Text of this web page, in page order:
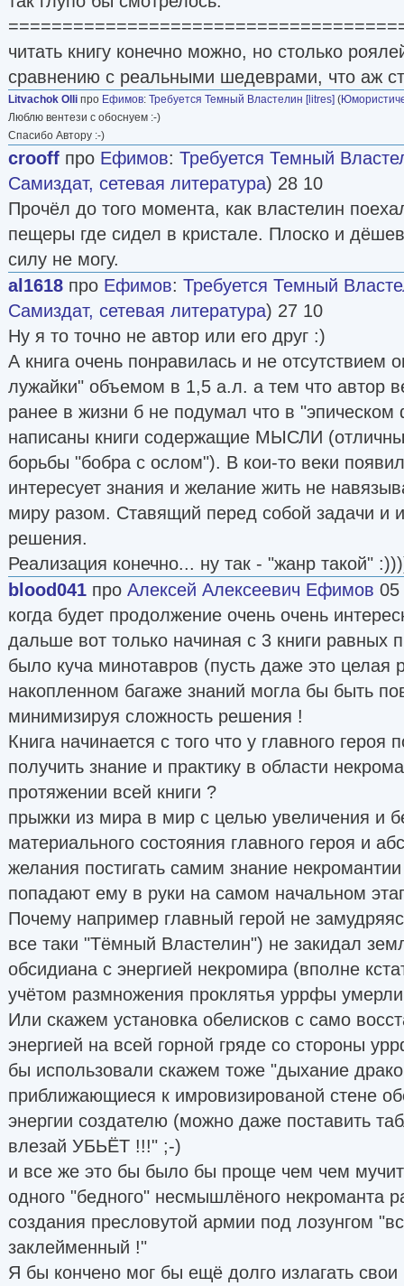
читать книгу конечно можно, но столько
сравнению с реальными шедеврами, что аж
Litvachok Olli про Ефимов: Требуется Темный Властелин [litres] (
Люблю вентези с обоснуем :-)
Спасибо Автору :-)
crooff про Ефимов: Требуется Темный
Самиздат, сетевая литература) 28 10
Прочёл до того момента, как властелин
пещеры где сидел в кристале. Плоско и
силу не могу.
al1618 про Ефимов: Требуется Темный
Самиздат, сетевая литература) 27 10
Ну я то точно не автор или его друг :)
А книга очень понравилась и не отсутствием
лужайки" объемом в 1,5 а.л. а тем что автор
ранее в жизни б не подумал что в "эпическом
написаны книги содержащие МЫСЛИ
борьбы "бобра с ослом"). В кои-то веки
интересует знания и желание жить не
миру разом. Ставящий перед собой задачи и
решения.
Реализация конечно... ну так - "жанр такой"
blood041 про Алексей Алексеевич Ефимов 05
когда будет продолжение очень очень
дальше вот только начиная с 3 книги равных
было куча минотавров (пусть даже это целая
накопленном багаже знаний могла бы быть
минимизируя сложность решения !
Книга начинается с того что у главного героя
получить знание и практику в области
протяжении всей книги ?
прыжки из мира в мир с целью увеличения и
материального состояния главного героя и
желания постигать самим знание
попадают ему в руки на самом начальном
Почему например главный герой не
все таки "Тёмный Властелин") не закидал
обсидиана с энергией некромира (вполне
учётом размножения проклятья уррфы
Или скажем установка обелисков с само
энергией на всей горной гряде со стороны
бы использовали скажем тоже "дыхание
приближающиеся к имровизированой стене
энергии создателю (можно даже поставить
влезай УБЬЁТ !!!" ;-)
и все же это бы было бы проще чем чем
одного "бедного" несмышлёного некроманта
создания пресловутой армии под лозунгом
заклейменный !"
Я бы кончено мог бы ещё долго излагать